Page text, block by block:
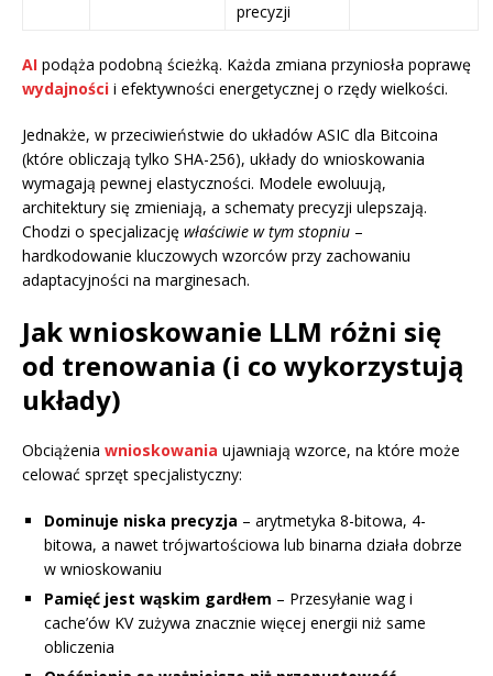
precyzji
AI podąża podobną ścieżką. Każda zmiana przyniosła poprawę
wydajności i efektywności energetycznej o rzędy wielkości.
Jednakże, w przeciwieństwie do układów ASIC dla Bitcoina
(które obliczają tylko SHA-256), układy do wnioskowania
wymagają pewnej elastyczności. Modele ewoluują,
architektury się zmieniają, a schematy precyzji ulepszają.
Chodzi o specjalizację właściwie w tym stopniu –
hardkodowanie kluczowych wzorców przy zachowaniu
adaptacyjności na marginesach.
Jak wnioskowanie LLM różni się
od trenowania (i co wykorzystują
układy)
Obciążenia wnioskowania ujawniają wzorce, na które może
celować sprzęt specjalistyczny:
Dominuje niska precyzja – arytmetyka 8-bitowa, 4-
bitowa, a nawet trójwartościowa lub binarna działa dobrze
w wnioskowaniu
Pamięć jest wąskim gardłem – Przesyłanie wag i
cache’ów KV zużywa znacznie więcej energii niż same
obliczenia